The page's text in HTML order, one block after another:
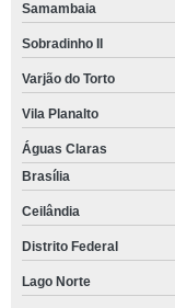
Samambaia
Sobradinho II
Varjão do Torto
Vila Planalto
Águas Claras
Brasília
Ceilândia
Distrito Federal
Lago Norte